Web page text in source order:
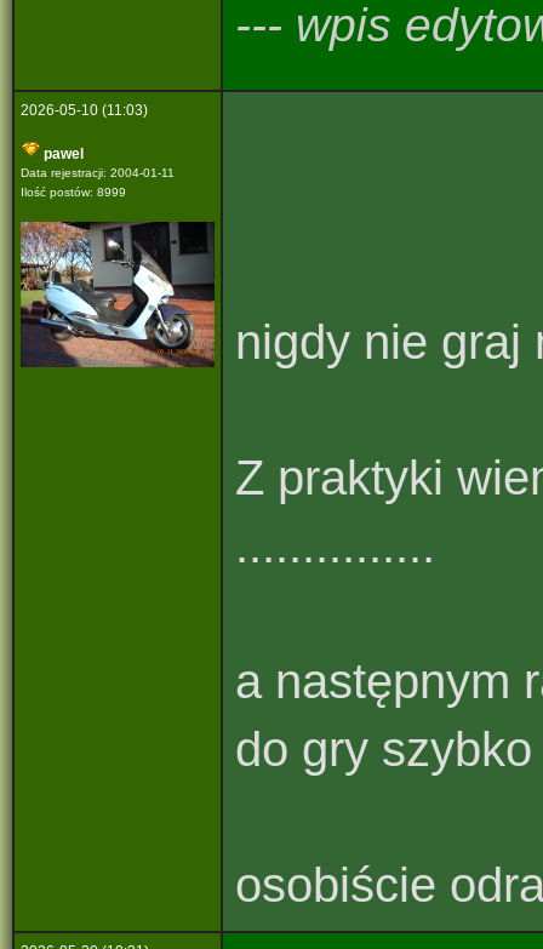
--- wpis
2026-05-10 (11:03)
pawel
Data rejestracji: 2004-01-11
Ilość postów: 8999
nigdy nie graj
Z praktyki
...............
a następnym
do gry
osobiście